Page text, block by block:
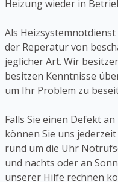
Heizung wieder in
Als
der Reperatur von
jeglicher Art. Wir
besitzen Kenntnisse
um Ihr Problem zu
Falls Sie einen Defekt
können Sie uns
rund um die Uhr
und nachts oder an
unserer Hilfe rechnen